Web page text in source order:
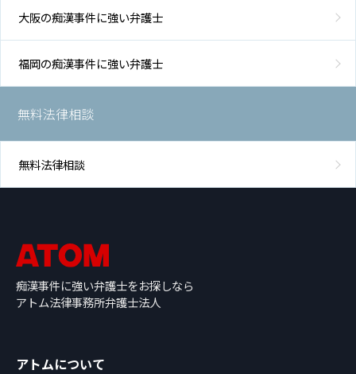
大阪の痴漢事件に強い弁護士
福岡の痴漢事件に強い弁護士
無料法律相談
無料法律相談
痴漢事件に強い弁護士をお探しなら
アトム法律事務所弁護士法人
アトムについて